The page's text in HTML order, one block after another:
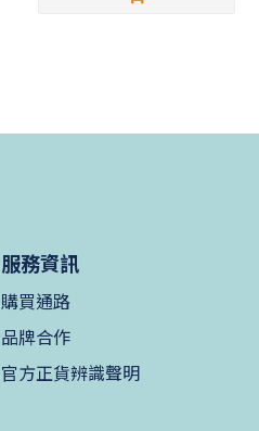
服務資訊
購買通路
品牌合作
官方正貨辨識聲明